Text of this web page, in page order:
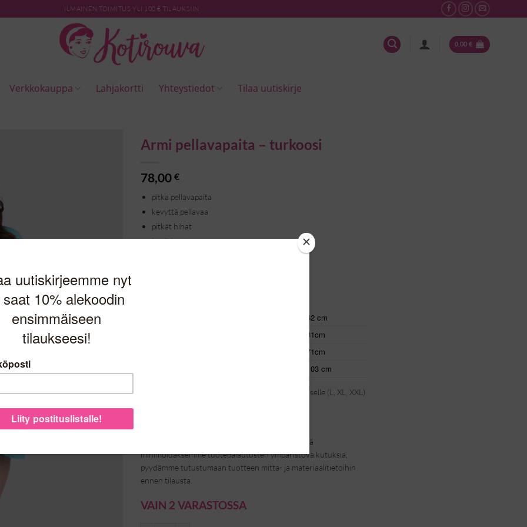
ILMAINEN TOIMITUS YLI 100 € TILAUKSIIN
0,00 €
Verkkokauppa Lahjakortti Yhteystiedot Tilaa uutiskirje
Armi pellavapaita – turkoosi
78,00 €
pitkä pellavapaita
kevyttä pellavaa
pitkät hihat
kaulukset
62 cm
31cm
71cm
103 cm
Yhdenkoon tuote, sopii 40-, 40-, 42- ja 44 -kokoiselle (L, XL, XXL)
Säästääksemme sinua ylimääräiseltä vaivalta sekä
minimoidaksemme tuotepalautusten ympäristövaikutuksia,
pyydämme tutustumaan tuotteen mitta- ja materiaalitietoihin
ennen tilausta.
VAIN 2 VARASTOSSA